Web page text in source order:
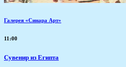
Галерея «Синара Арт»
11:00
Сувенир из Египта